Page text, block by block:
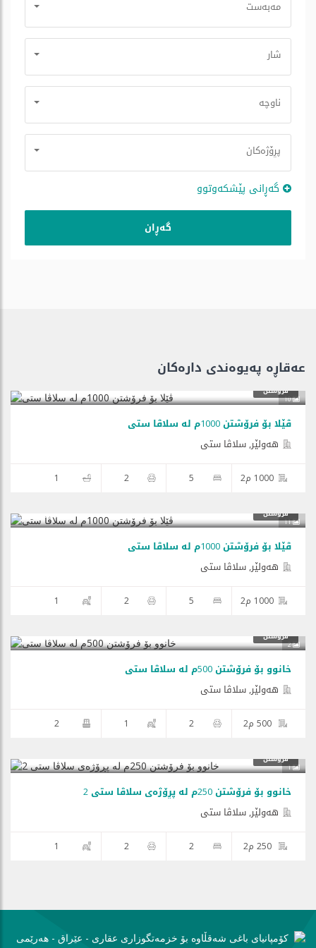
مه‌به‌ست
شار
ناوچە
پڕۆژه‌كان
گه‌ڕانی پێشكه‌وتوو
عەقاڕە پەیوەندی دارەكان
10
فرۆشتن
ڤێلا بۆ فرۆشتن 1000م لە سلاڤا ستی
هه‌ولێر, سلاڤا ستی
1000 م2 5
2
1
11
فرۆشتن $800,000
ڤێلا بۆ فرۆشتن 1000م لە سلاڤا ستی
هه‌ولێر, سلاڤا ستی
1000 م2 5
2
1
2
فرۆشتن $275,000
خانوو بۆ فرۆشتن 500م لە سلاڤا ستی
هه‌ولێر, سلاڤا ستی
500 م2 2
1
2
1
فرۆشتن
خانوو بۆ فرۆشتن 250م لە پڕۆژەی سلاڤا ستی 2
هه‌ولێر, سلاڤا ستی
250 م2 2
2
1